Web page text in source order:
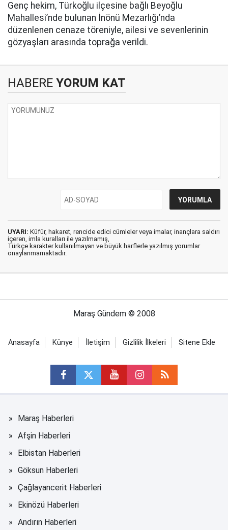
Genç hekim, Türkoğlu ilçesine bağlı Beyoğlu
Mahallesi’nde bulunan İnönü Mezarlığı’nda
düzenlenen cenaze töreniyle, ailesi ve sevenlerinin
gözyaşları arasında toprağa verildi.
HABERE YORUM KAT
UYARI: Küfür, hakaret, rencide edici cümleler veya imalar, inançlara saldırı
içeren, imla kuralları ile yazılmamış,
Türkçe karakter kullanılmayan ve büyük harflerle yazılmış yorumlar
onaylanmamaktadır.
Maraş Gündem © 2008
Anasayfa Künye İletişim Gizlilik İlkeleri Sitene Ekle
Maraş Haberleri
Afşin Haberleri
Elbistan Haberleri
Göksun Haberleri
Çağlayancerit Haberleri
Ekinözü Haberleri
Andırın Haberleri